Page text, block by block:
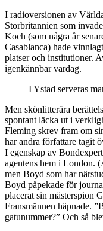
I radioversionen av
Storbritannien som
Koch (som några år
Casablanca) hade
platser och institutioner.
igenkännbar vardag.
I Ystad serveras
Men skönlitterära
spontant läcka ut i
Fleming skrev fram om
har andra författare tagit
I egenskap av
agentens hem i London.
men Boyd som har
Boyd påpekade för
placerat sin mästerspion
Fransmännen häpnade.
gatunummer?” Och så